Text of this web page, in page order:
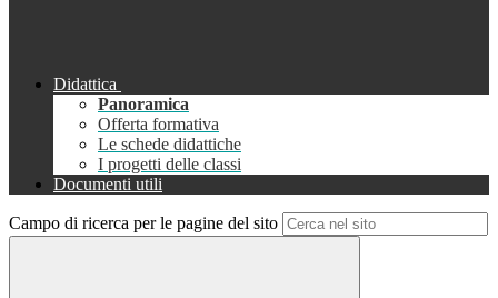
Didattica
Panoramica
Offerta formativa
Le schede didattiche
I progetti delle classi
Documenti utili
Campo di ricerca per le pagine del sito